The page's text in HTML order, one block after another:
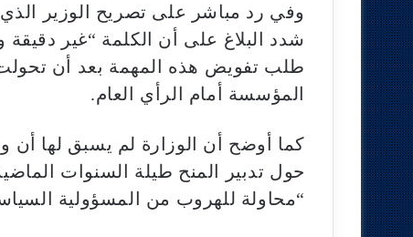
وفي رد مباشر على تصريح الوزير
شدد البلاغ على أن الكلمة “غير
طلب تفويض هذه المهمة بعد أن
المؤسسة أمام الرأي العام.
كما أوضح أن الوزارة لم يسبق لها
حول تدبير المنح طيلة السنوات
“محاولة للهروب من المسؤولية